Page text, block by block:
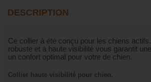
DESCRIPTION
Ce collier à été conçu pour les chiens
robuste et à haute visibilité vous garantit
un confort optimal pour votre de chien.
Collier haute visibilité pour chien.